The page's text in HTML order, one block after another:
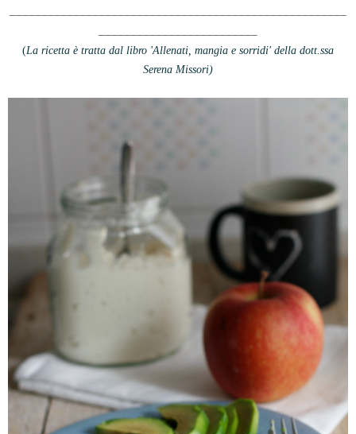
(La ricetta è tratta dal libro 'Allenati, mangia e sorridi' della dott.ssa
Serena Missori)